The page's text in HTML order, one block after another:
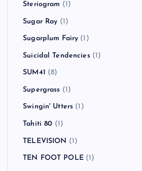
Steriogram (1)
Sugar Ray (1)
Sugarplum Fairy (1)
Suicidal Tendencies(1)
SUM41 (8)
Supergrass (1)
Swingin' Utters (1)
Tahiti 80 (1)
TELEVISION (1)
TEN FOOT POLE(1)